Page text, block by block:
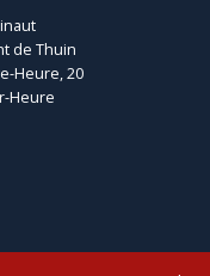
de Thuin
Heure, 20
Heure